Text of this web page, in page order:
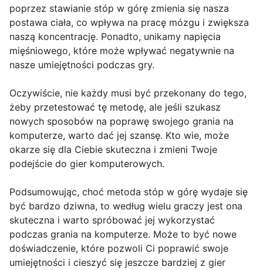
poprzez stawianie stóp w górę zmienia się nasza
postawa ciała, co wpływa na pracę mózgu i zwiększa
naszą koncentrację. Ponadto, unikamy napięcia
mięśniowego, które może wpływać negatywnie na
nasze umiejętności podczas gry.
Oczywiście, nie każdy musi być przekonany do tego,
żeby przetestować tę metodę, ale jeśli szukasz
nowych sposobów na poprawę swojego grania na
komputerze, warto dać jej szansę. Kto wie, może
okarze się dla Ciebie skuteczna i zmieni Twoje
podejście do gier komputerowych.
Podsumowując, choć metoda stóp w górę wydaje się
być bardzo dziwna, to według wielu graczy jest ona
skuteczna i warto spróbować jej wykorzystać
podczas grania na komputerze. Może to być nowe
doświadczenie, które pozwoli Ci poprawić swoje
umiejętności i cieszyć się jeszcze bardziej z gier